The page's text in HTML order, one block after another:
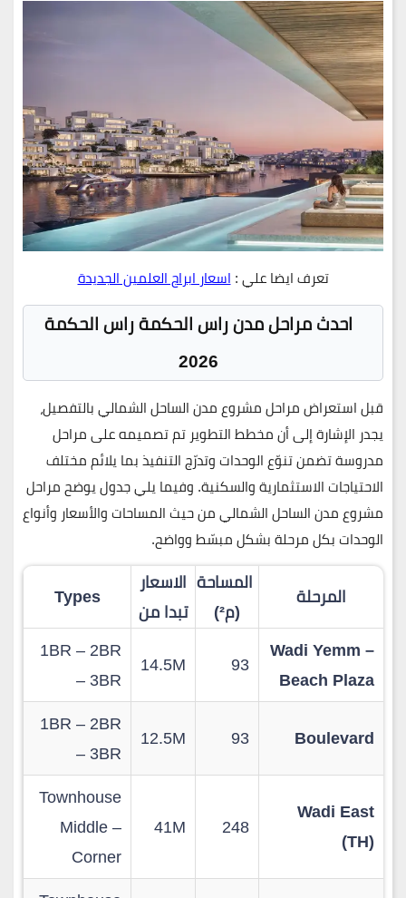
تعرف ايضا علي :اسعار ابراج العلمين الجديدة
احدث مراحل مدن راس الحكمة راس الحكمة
2026
قبل استعراض مراحلمشروع مدن الساحل الشماليبالتفصيل،
يجدر الإشارة إلى أن مخطط التطوير تم تصميمه على مراحل
مدروسة تضمن تنوّع الوحدات وتدرّج التنفيذ بما يلائم مختلف
الاحتياجات الاستثمارية والسكنية. وفيما يلي جدول يوضحمراحل
مشروع مدن الساحل الشماليمن حيث المساحات والأسعار وأنواع
الوحدات بكل مرحلة بشكل مبسّط وواضح.
المرحلة
المساحة
(م²)
الاسعار
تبدا من
Types
Wadi Yemm –
Beach Plaza
93
14.5M
1BR – 2BR
– 3BR
Boulevard
93
12.5M
1BR – 2BR
– 3BR
Wadi East
(TH)
248
41M
Townhouse
Middle –
Corner